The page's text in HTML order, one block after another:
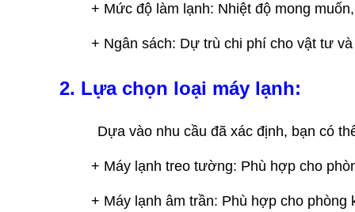
+ Mức độ làm lạnh: Nhiệt độ mong
+ Ngân sách: Dự trù chi phí cho vật tư
2. Lựa chọn loại máy lạnh:
Dựa vào nhu cầu đã xác định, bạn có
+ Máy lạnh treo tường: Phù hợp cho
+ Máy lạnh âm trần: Phù hợp cho